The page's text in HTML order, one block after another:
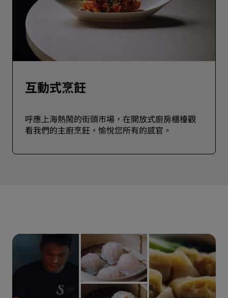
互動式烹飪
呼應上海熱鬧的街頭市場，在開放式廚房櫃檯觀
看我們的主廚烹飪，愉悅您所有的感官。